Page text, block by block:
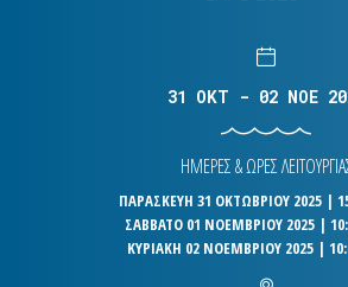
31 OKT - 02 NOE
ΗΜΕΡΕΣ & ΩΡΕΣ
ΠΑΡΑΣΚΕΥΗ 31 ΟΚΤΩΒΡΙΟΥ 2025 |
ΣΑΒΒΑΤΟ 01 ΝΟΕΜΒΡΙΟΥ 2025 |
ΚΥΡΙΑΚΗ 02 ΝΟΕΜΒΡΙΟΥ 2025 |